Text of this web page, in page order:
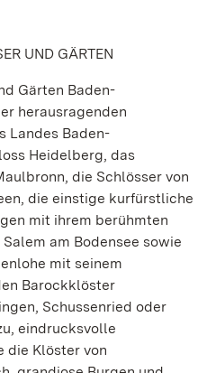
UND GÄRTEN
Gärten Baden-
herausragenden
Landes Baden-
Heidelberg, das
die Schlösser von
die einstige kurfürstliche
mit ihrem berühmten
am Bodensee sowie
mit seinem
Barockklöster
Schussenried oder
eindrucksvolle
Klöster von